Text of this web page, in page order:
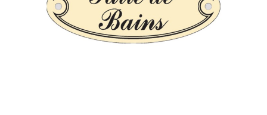
Politique de confidentialité
Une histoire de plaques émaillées